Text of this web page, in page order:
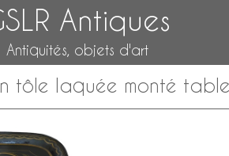
Antiques
Antiquités, objets d'art
tôle laquée monté